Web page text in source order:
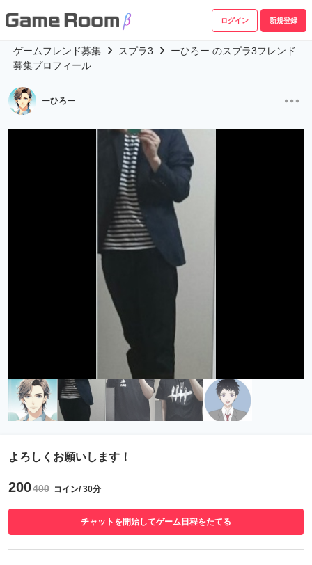
ログイン 新規登録
ゲームフレンド募集 スプラ3
ーひろー のスプラ3フレンド
募集プロフィール
ーひろー
よろしくお願いします！
200400 コイン/ 30分
チャットを開始してゲーム日程をたてる